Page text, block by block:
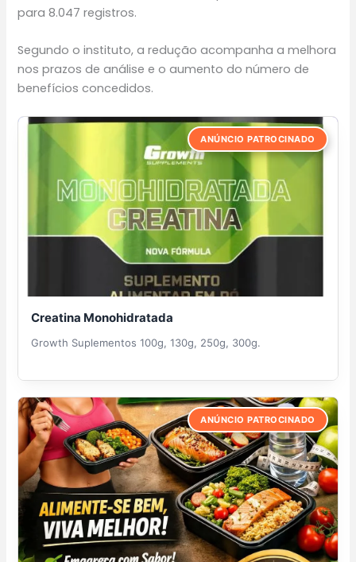
para 8.047 registros.
Segundo o instituto, a redução acompanha a melhora
nos prazos de análise e o aumento do número de
benefícios concedidos.
ANÚNCIO PATROCINADO
Creatina Monohidratada
Growth Suplementos 100g, 130g, 250g, 300g.
ANÚNCIO PATROCINADO